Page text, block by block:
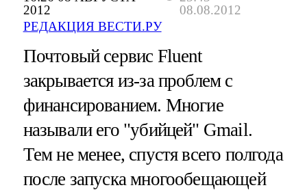
2012
08.08.2012
РЕДАКЦИЯ ВЕСТИ.РУ
Почтовый сервис Fluent
закрывается из-за проблем с
финансированием. Многие
называли его "убийцей" Gmail.
Тем не менее, спустя всего полгода
после запуска многообещающей